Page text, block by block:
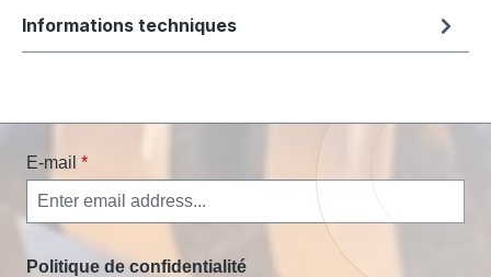
Informations techniques
E-mail *
Politique de confidentialité